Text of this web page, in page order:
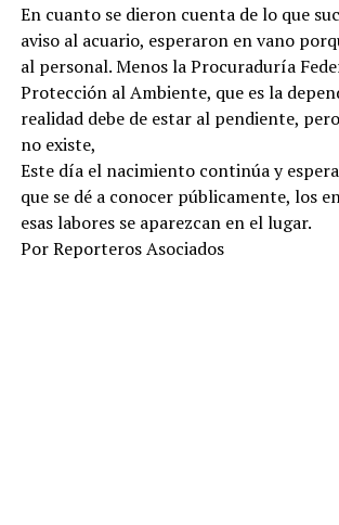
En cuanto se dieron cuenta de lo que
aviso al acuario, esperaron en vano
al personal. Menos la Procuraduría
Protección al Ambiente, que es la
realidad debe de estar al pendiente,
no existe,
Este día el nacimiento continúa y
que se dé a conocer públicamente, los
esas labores se aparezcan en el lugar.
Por Reporteros Asociados